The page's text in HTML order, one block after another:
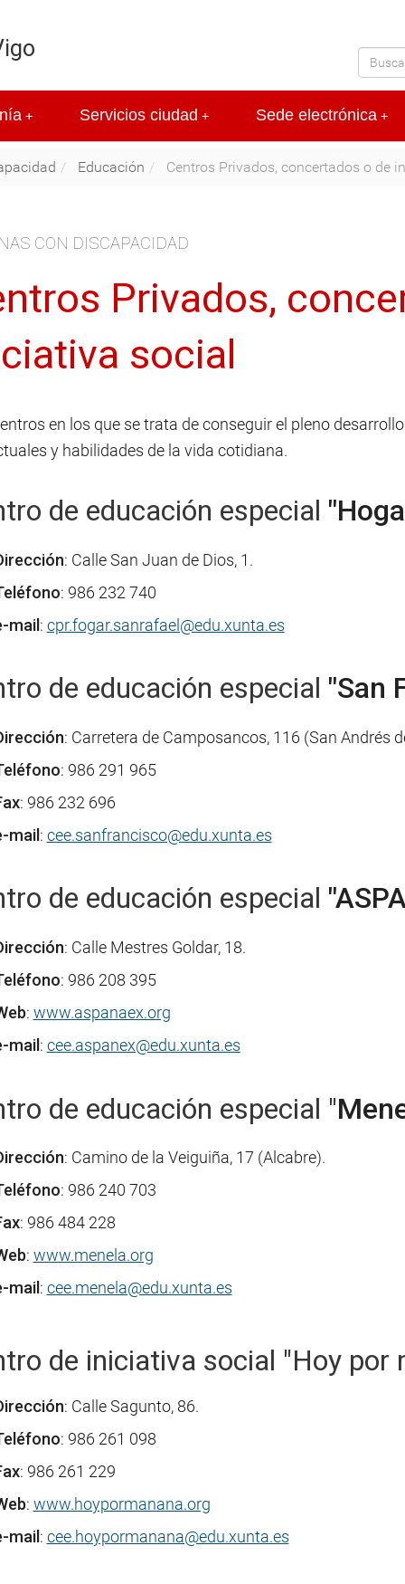
+ +
Servicios ciudad +
Sede electrónica
Educación Centros Privados, concertados o de
CON DISCAPACIDAD
Privados,
social
en los que se trata de conseguir el pleno
y habilidades de la vida cotidiana.
de educación especial
: Calle San Juan de Dios, 1.
: 986 232 740
mail: cpr.fogar.sanrafael@edu.xunta.es
de educación especial "San
: Carretera de Camposancos, 116 (San Andrés
: 986 291 965
: 986 232 696
mail : cee.sanfrancisco@edu.xunta.es
de educación especial
: Calle Mestres Goldar, 18.
: 986 208 395
: www.aspanaex.org
mail : cee.aspanex@edu.xunta.es
de educación especial "
: Camino de la Veiguiña, 17 (Alcabre).
: 986 240 703
: 986 484 228
: www.menela.org
mail : cee.menela@edu.xunta.es
de iniciativa social "Hoy por
: Calle Sagunto, 86.
: 986 261 098
: 986 261 229
: www.hoypormanana.org
mail: cee.hoypormanana@edu.xunta.es